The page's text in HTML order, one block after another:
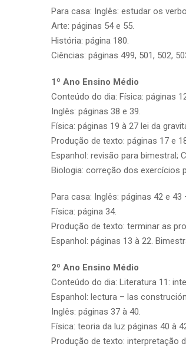
Para casa: Inglês: estudar os
Arte: páginas 54 e 55.
História: página 180.
Ciências: páginas 499, 501, 502,
1º Ano Ensino Médio
Conteúdo do dia: Física: páginas
Inglês: páginas 38 e 39.
Física: páginas 19 à 27 lei da
Produção de texto: páginas 17 e
Espanhol: revisão para bimestral;
Biologia: correção dos exercícios
Para casa: Inglês: páginas 42 e 43
Física: página 34.
Produção de texto: terminar as
Espanhol: páginas 13 à 22.
2º Ano Ensino Médio
Conteúdo do dia: Literatura 11:
Espanhol: lectura – las
Inglês: páginas 37 à 40.
Física: teoria da luz páginas 40 à
Produção de texto: interpretação